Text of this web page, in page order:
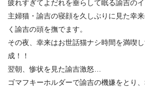
疲れすぎてよだれを垂らして眠る諭吉のイ
主婦猫・諭吉の寝顔を久しぶりに見た幸
く諭吉の頭を撫でます。
その夜、幸来はお世話猫ナシ時間を満喫
成！！
翌朝、惨状を見た諭吉激怒…
ゴマフキーホルダーで諭吉の機嫌をとり